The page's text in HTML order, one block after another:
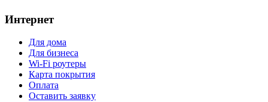
Интернет
Для дома
Для бизнеса
Wi-Fi роутеры
Карта покрытия
Оплата
Оставить заявку